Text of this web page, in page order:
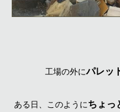
工場の外にパレッ
ある日、このようにちょっ